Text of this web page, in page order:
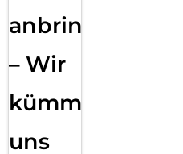
anbringen
– Wir
kümmern
uns